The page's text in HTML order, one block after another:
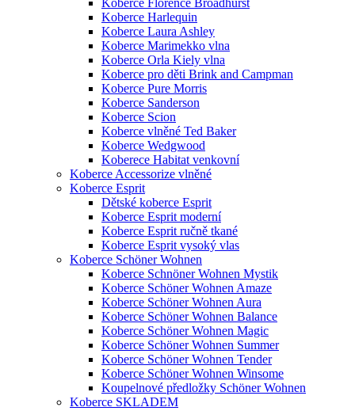
Koberce Harlequin
Koberce Laura Ashley
Koberce Marimekko vlna
Koberce Orla Kiely vlna
Koberce pro děti Brink and Campman
Koberce Pure Morris
Koberce Sanderson
Koberce Scion
Koberce vlněné Ted Baker
Koberce Wedgwood
Koberece Habitat venkovní
Koberce Accessorize vlněné
Koberce Esprit
Dětské koberce Esprit
Koberce Esprit moderní
Koberce Esprit ručně tkané
Koberce Esprit vysoký vlas
Koberce Schöner Wohnen
Koberce Schnöner Wohnen Mystik
Koberce Schöner Wohnen Amaze
Koberce Schöner Wohnen Aura
Koberce Schöner Wohnen Balance
Koberce Schöner Wohnen Magic
Koberce Schöner Wohnen Summer
Koberce Schöner Wohnen Tender
Koberce Schöner Wohnen Winsome
Koupelnové předložky Schöner Wohnen
Koberce SKLADEM